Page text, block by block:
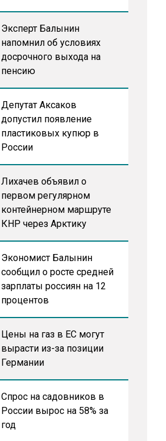
Эксперт Балынин
напомнил об условиях
досрочного выхода на
пенсию
Депутат Аксаков
допустил появление
пластиковых купюр в
России
Лихачев объявил о
первом регулярном
контейнерном маршруте
КНР через Арктику
Экономист Балынин
сообщил о росте средней
зарплаты россиян на 12
процентов
Цены на газ в ЕС могут
вырасти из-за позиции
Германии
Спрос на садовников в
России вырос на 58% за
год